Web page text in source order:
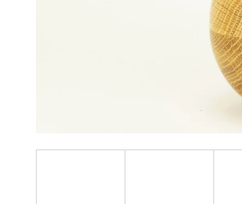
MISKA METRO - DUB